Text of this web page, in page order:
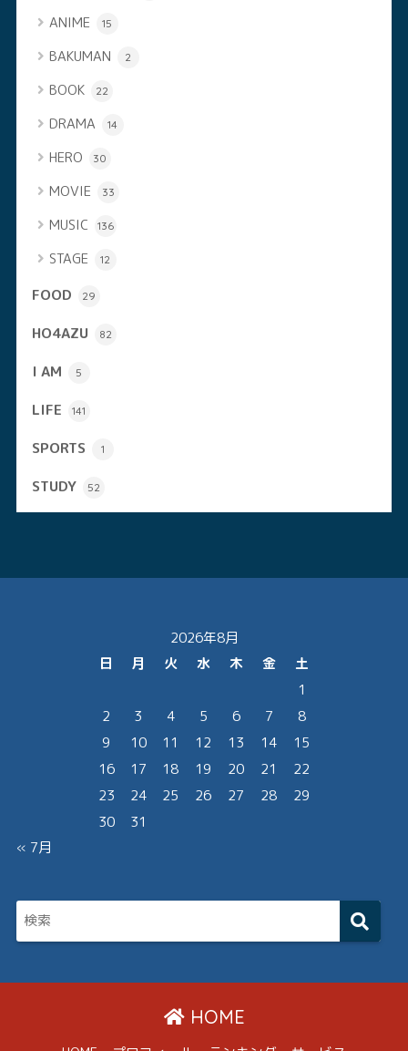
ANIME 15
BAKUMAN 2
BOOK 22
DRAMA 14
HERO 30
MOVIE 33
MUSIC 136
STAGE 12
FOOD 29
HO4AZU 82
I AM 5
LIFE 141
SPORTS 1
STUDY 52
2026年8月
日
月 火 水 木 金
土
1
2
3 4 5 6 7
8
9
10 11 12 13 14
15
16
17 18 19 20 21
22
23
24 25 26 27 28
29
30
31
« 7月
HOME